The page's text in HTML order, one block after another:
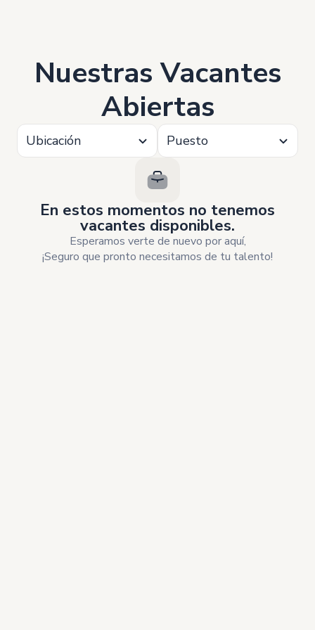
Nuestras Vacantes
Abiertas
Ubicación Puesto
En estos momentos no tenemos
vacantes disponibles.
Esperamos verte de nuevo por aquí,
¡Seguro que pronto necesitamos de tu talento!